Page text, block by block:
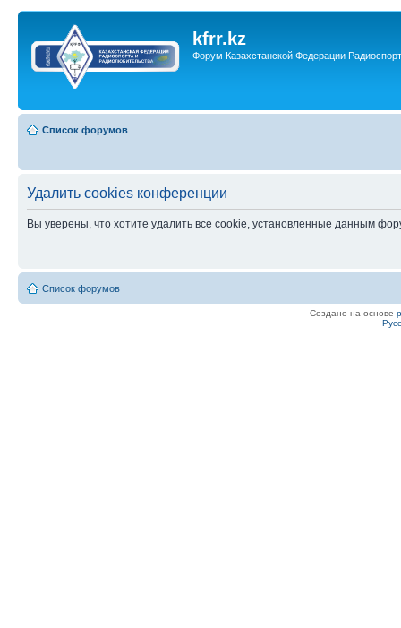
kfrr.kz
Форум Казахстанской Федерации
Список форумов
Удалить cookies конференции
Вы уверены, что хотите удалить все cookie, установленные данным
Список форумов
Создано на основе